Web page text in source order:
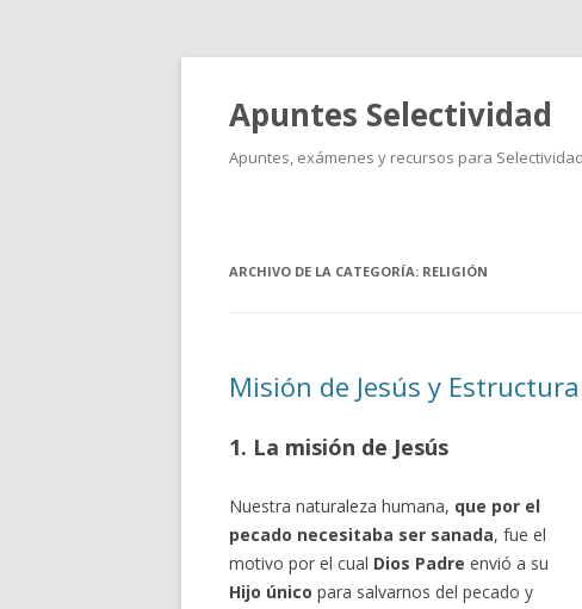
Apuntes Selectividad
Apuntes, exámenes y recursos para
ARCHIVO DE LA CATEGORÍA: RELIGIÓN
Misión de Jesús y
1. La misión de Jesús
Nuestra naturaleza humana, que por el
pecado necesitaba ser sanada, fue el
motivo por el cual Dios Padre envió a su
Hijo único para salvarnos del pecado y